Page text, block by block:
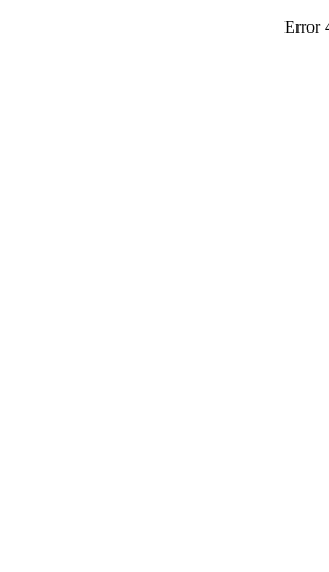
Error